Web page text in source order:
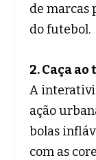
de marcas
do futebol.
2. Caça
A
ação
bolas
com as